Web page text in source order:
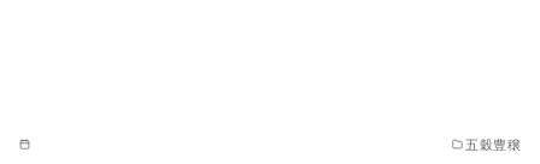
五穀豊穣